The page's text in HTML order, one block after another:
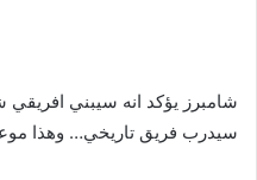
شامبرز يؤكد انه سيبني افريقي
سيدرب فريق تاريخي… وهذا